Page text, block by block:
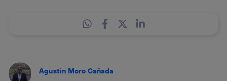
Agustin Moro Cañada